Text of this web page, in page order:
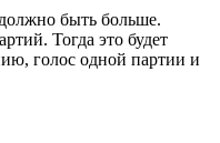
быть больше.
Тогда это будет
голос одной партии и